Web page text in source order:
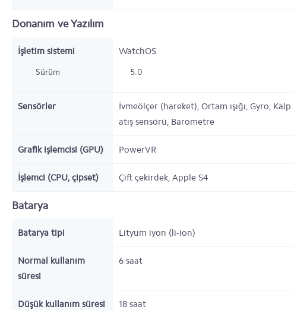
Donanım ve Yazılım
İşletim sistemi WatchOS
Sürüm 5.0
Sensörler
İvmeölçer (hareket), Ortam ışığı, Gyro, Kalp
atış sensörü, Barometre
Grafik işlemcisi (GPU) PowerVR
İşlemci (CPU, çipset) Çift çekirdek, Apple S4
Batarya
Batarya tipi Lityum iyon (li-ion)
Normal kullanım
süresi
6 saat
Düşük kullanım süresi 18 saat